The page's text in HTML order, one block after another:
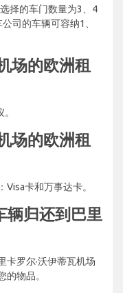
择的车门数量为3、4
司的车辆可容纳1、
场的欧洲租
场的欧洲租
卡和万事达卡。
辆归还到巴里
卡罗尔·沃伊蒂瓦机场
的物品。